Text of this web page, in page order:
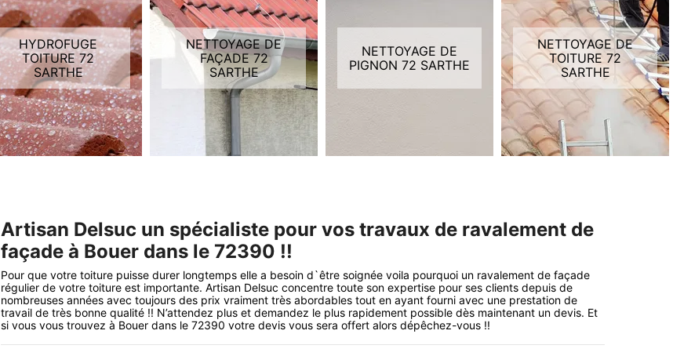
HYDROFUGE
TOITURE 72
SARTHE
NETTOYAGE DE
FAÇADE 72
SARTHE
NETTOYAGE DE
PIGNON 72 SARTHE
NETTOYAGE DE
TOITURE 72
SARTHE
Artisan Delsuc un spécialiste pour vos travaux de ravalement de
façade à Bouer dans le 72390 !!
Pour que votre toiture puisse durer longtemps elle a besoin d`être soignée voila pourquoi un ravalement de façade
régulier de votre toiture est importante. Artisan Delsuc concentre toute son expertise pour ses clients depuis de
nombreuses années avec toujours des prix vraiment très abordables tout en ayant fourni avec une prestation de
travail de très bonne qualité !! N’attendez plus et demandez le plus rapidement possible dès maintenant un devis. Et
si vous vous trouvez à Bouer dans le 72390 votre devis vous sera offert alors dépêchez-vous !!